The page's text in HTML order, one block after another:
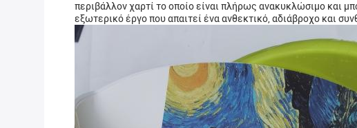
περιβάλλον χαρτί το οποίο είναι πλήρως ανακυκλώσιμο και
εξωτερικό έργο που απαιτεί ένα ανθεκτικό, αδιάβροχο και